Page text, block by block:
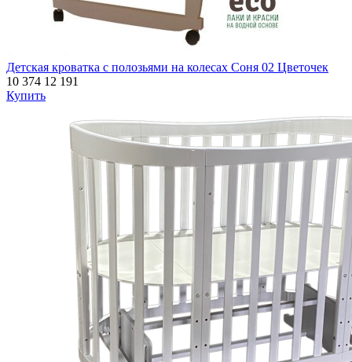
Детская кроватка с полозьями на колесах Соня 02 Цветочек
10 374 12 191
Купить